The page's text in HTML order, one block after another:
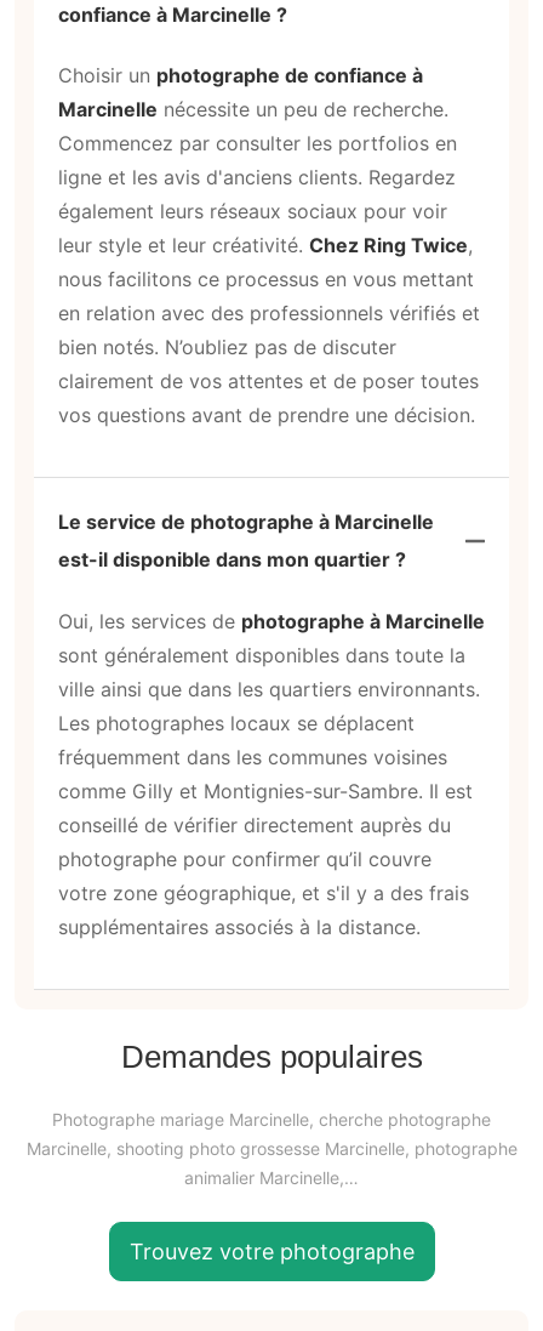
confiance à Marcinelle ?
Choisir un photographe de confiance à
Marcinelle nécessite un peu de recherche.
Commencez par consulter les portfolios en
ligne et les avis d'anciens clients. Regardez
également leurs réseaux sociaux pour voir
leur style et leur créativité. Chez Ring Twice,
nous facilitons ce processus en vous mettant
en relation avec des professionnels vérifiés et
bien notés. N’oubliez pas de discuter
clairement de vos attentes et de poser toutes
vos questions avant de prendre une décision.
Le service de photographe à Marcinelle
est-il disponible dans mon quartier ?
Oui, les services de photographe à Marcinelle
sont généralement disponibles dans toute la
ville ainsi que dans les quartiers environnants.
Les photographes locaux se déplacent
fréquemment dans les communes voisines
comme Gilly et Montignies-sur-Sambre. Il est
conseillé de vérifier directement auprès du
photographe pour confirmer qu’il couvre
votre zone géographique, et s'il y a des frais
supplémentaires associés à la distance.
Demandes populaires
Photographe mariage Marcinelle, cherche photographe
Marcinelle, shooting photo grossesse Marcinelle, photographe
animalier Marcinelle,…
Trouvez votre photographe